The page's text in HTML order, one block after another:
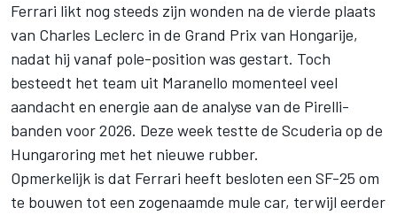
Ferrari likt nog steeds zijn wonden na de vierde plaats
van Charles Leclerc in de Grand Prix van Hongarije,
nadat hij vanaf pole-position was gestart. Toch
besteedt het team uit Maranello momenteel veel
aandacht en energie aan de analyse van de Pirelli-
banden voor 2026. Deze week testte de Scuderia op de
Hungaroring met het nieuwe rubber.
Opmerkelijk is dat Ferrari heeft besloten een SF-25 om
te bouwen tot een zogenaamde mule car, terwijl eerder